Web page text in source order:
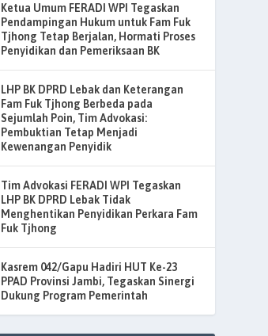
Ketua Umum FERADI WPI Tegaskan
Pendampingan Hukum untuk Fam Fuk
Tjhong Tetap Berjalan, Hormati Proses
Penyidikan dan Pemeriksaan BK
LHP BK DPRD Lebak dan Keterangan
Fam Fuk Tjhong Berbeda pada
Sejumlah Poin, Tim Advokasi:
Pembuktian Tetap Menjadi
Kewenangan Penyidik
Tim Advokasi FERADI WPI Tegaskan
LHP BK DPRD Lebak Tidak
Menghentikan Penyidikan Perkara Fam
Fuk Tjhong
Kasrem 042/Gapu Hadiri HUT Ke-23
PPAD Provinsi Jambi, Tegaskan Sinergi
Dukung Program Pemerintah